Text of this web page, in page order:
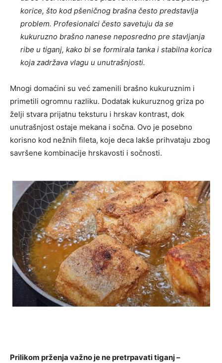
korice, što kod pšeničnog brašna često predstavlja
problem. Profesionalci često savetuju da se
kukuruzno brašno nanese neposredno pre stavljanja
ribe u tiganj, kako bi se formirala tanka i stabilna korica
koja zadržava vlagu u unutrašnjosti.
Mnogi domaćini su već zamenili brašno kukuruznim i
primetili ogromnu razliku. Dodatak kukuruznog griza po
želji stvara prijatnu teksturu i hrskav kontrast, dok
unutrašnjost ostaje mekana i sočna. Ovo je posebno
korisno kod nežnih fileta, koje deca lakše prihvataju zbog
savršene kombinacije hrskavosti i sočnosti.
Prilikom prženja važno je ne pretrpavati tiganj –